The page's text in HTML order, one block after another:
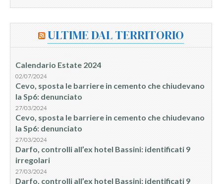
ULTIME DAL TERRITORIO
Calendario Estate 2024
02/07/2024
Cevo, sposta le barriere in cemento che chiudevano
la Sp6: denunciato
27/03/2024
Cevo, sposta le barriere in cemento che chiudevano
la Sp6: denunciato
27/03/2024
Darfo, controlli all’ex hotel Bassini: identificati 9
irregolari
27/03/2024
Darfo, controlli all’ex hotel Bassini: identificati 9